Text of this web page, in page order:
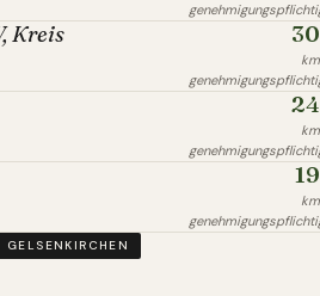
Kreis
30
km
24
km
19
km
GELSENKIRCHEN